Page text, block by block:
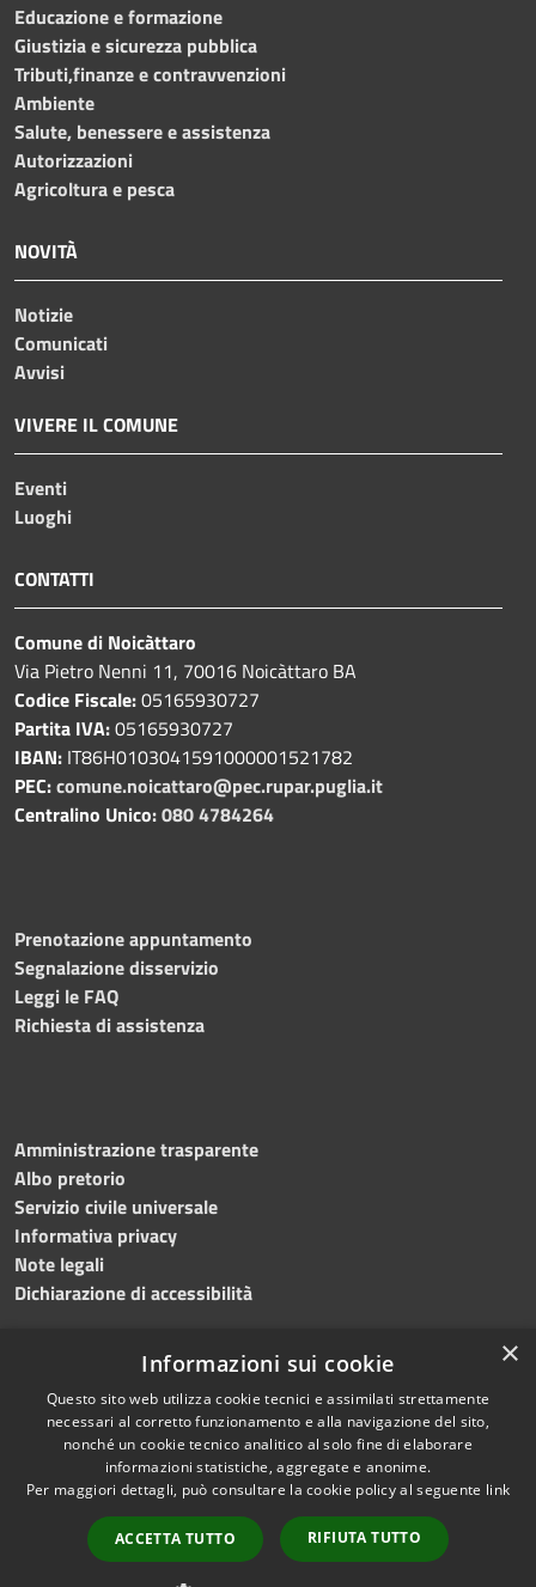
Educazione e formazione
Giustizia e sicurezza pubblica
Tributi,finanze e contravvenzioni
Ambiente
Salute, benessere e assistenza
Autorizzazioni
Agricoltura e pesca
NOVITÀ
Notizie
Comunicati
Avvisi
VIVERE IL COMUNE
Eventi
Luoghi
CONTATTI
Comune di Noicàttaro
Via Pietro Nenni 11, 70016 Noicàttaro BA
Codice Fiscale:05165930727
Partita IVA:05165930727
IBAN: IT86H0103041591000001521782
PEC:comune.noicattaro@pec.rupar.puglia.it
Centralino Unico:080 4784264
Prenotazione appuntamento
Segnalazione disservizio
Leggi le FAQ
Richiesta di assistenza
Amministrazione trasparente
Albo pretorio
Servizio civile universale
Informativa privacy
Note legali
Dichiarazione di accessibilità
RSS
Accessibilità
Cookie
Mappa del sito
Difensore civico
Copyright © 2023 •
Comune di Noicàttaro
Powered byMunicipium
Redazione•Portale
dipendente
WebMail Dipendenti
×
Informazioni sui cookie
Questo sito web utilizza cookie tecnici e assimilati strettamente
necessari al corretto funzionamento e alla navigazione del sito,
nonché un cookie tecnico analitico al solo fine di elaborare
informazioni statistiche, aggregate e anonime.
Per maggiori dettagli, può consultare la cookie policy al seguente link
ACCETTA TUTTO RIFIUTA TUTTO